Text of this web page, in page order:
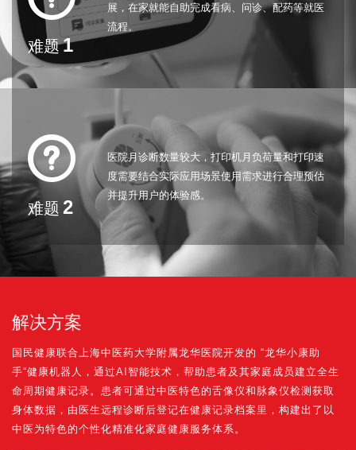
难题1
展，在家就能自助完成看病、问诊、配药等就医
流程。
难题 2
医院月诊断数量较大，打印机月负荷量和打印速
度需要结合实际应用场景使用需求进行合理预估
并提升用户的体验感。
解决方案
国民健康联合上海中医药大学附属龙华医院开发的 “龙华小康助
手“健康机器人，通过AI智能技术，帮助患者及其家庭成员建立全生
命周期健康记录。患者可通过中医特色的舌像仪和脉象仪检测获取
身体数据，由医生远程诊断后登记在健康记录档案里，构建出了以
中医为特色的个性化精准化家庭健康服务体系。